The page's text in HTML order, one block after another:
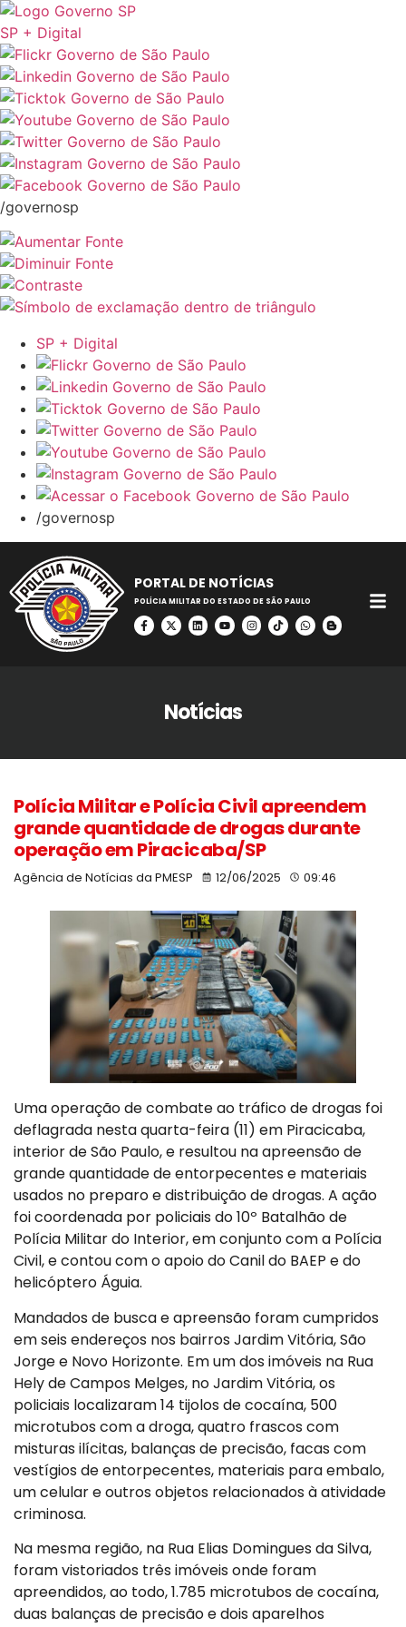
SP + Digital
/governosp
SP + Digital
/governosp
PORTAL DE NOTÍCIAS
POLÍCIA MILITAR DO ESTADO DE SÃO PAULO
Notícias
Polícia Militar e Polícia Civil apreendem
grande quantidade de drogas durante
operação em Piracicaba/SP
Agência de Notícias da PMESP 12/06/2025 09:46
Uma operação de combate ao tráfico de drogas foi
deflagrada nesta quarta-feira (11) em Piracicaba,
interior de São Paulo, e resultou na apreensão de
grande quantidade de entorpecentes e materiais
usados no preparo e distribuição de drogas. A ação
foi coordenada por policiais do 10º Batalhão de
Polícia Militar do Interior, em conjunto com a Polícia
Civil, e contou com o apoio do Canil do BAEP e do
helicóptero Águia.
Mandados de busca e apreensão foram cumpridos
em seis endereços nos bairros Jardim Vitória, São
Jorge e Novo Horizonte. Em um dos imóveis na Rua
Hely de Campos Melges, no Jardim Vitória, os
policiais localizaram 14 tijolos de cocaína, 500
microtubos com a droga, quatro frascos com
misturas ilícitas, balanças de precisão, facas com
vestígios de entorpecentes, materiais para embalo,
um celular e outros objetos relacionados à atividade
criminosa.
Na mesma região, na Rua Elias Domingues da Silva,
foram vistoriados três imóveis onde foram
apreendidos, ao todo, 1.785 microtubos de cocaína,
duas balanças de precisão e dois aparelhos